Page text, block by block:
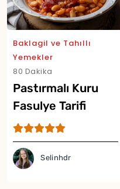
Baklagil ve Tahıllı
Yemekler
80 Dakika
Pastırmalı Kuru
Fasulye Tarifi
Selinhdr